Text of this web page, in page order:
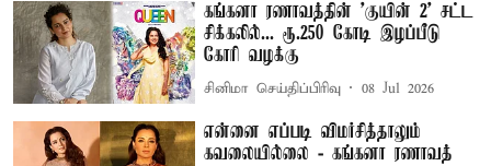
கங்கனா ரணாவத்தின் 'குயின் 2' சட்ட
சிக்கலில்... ரூ.250 கோடி இழப்பீடு
கோரி வழக்கு
சினிமா செய்திப்பிரிவு 08 Jul 2026
என்னை எப்படி விமர்சித்தாலும்
கவலையில்லை - கங்கனா ரணாவத்